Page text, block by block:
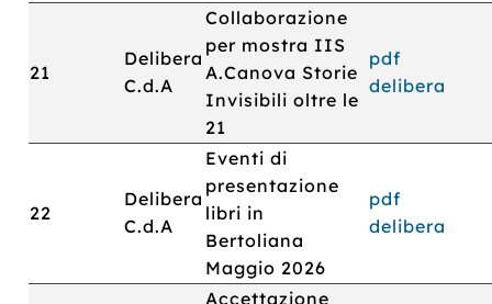
21
Delibera
C.d.A
Collaborazione
per mostra IIS
A.Canova Storie
Invisibili oltre le
21
pdf
delibera
22
Delibera
C.d.A
Eventi di
presentazione
libri in
Bertoliana
Maggio 2026
pdf
delibera
Accettazione